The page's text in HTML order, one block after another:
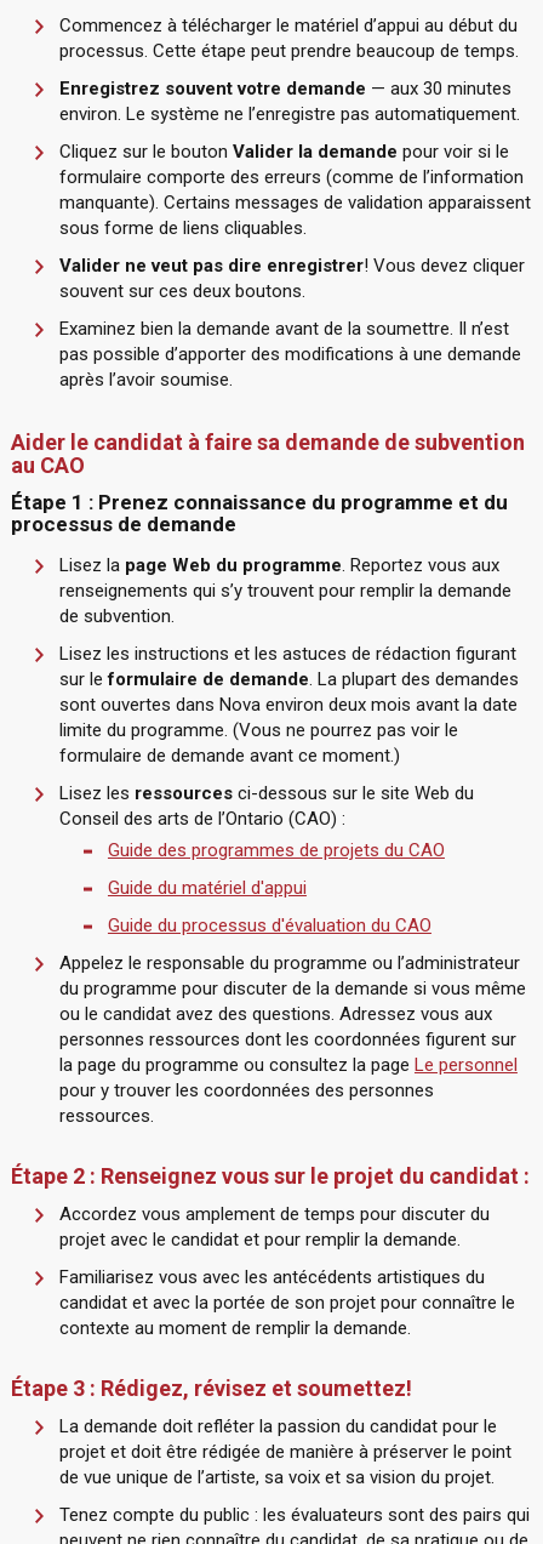
Commencez à télécharger le matériel d’appui au début du
processus. Cette étape peut prendre beaucoup de temps.
Enregistrez souvent votre demande — aux 30 minutes
environ. Le système ne l’enregistre pas automatiquement.
Cliquez sur le bouton Valider la demande pour voir si le
formulaire comporte des erreurs (comme de l’information
manquante). Certains messages de validation apparaissent
sous forme de liens cliquables.
Valider ne veut pas dire enregistrer! Vous devez cliquer
souvent sur ces deux boutons.
Examinez bien la demande avant de la soumettre. Il n’est
pas possible d’apporter des modifications à une demande
après l’avoir soumise.
Aider le candidat à faire sa demande de subvention
au CAO
Étape 1 : Prenez connaissance du programme et du
processus de demande
Lisez la page Web du programme. Reportez vous aux
renseignements qui s’y trouvent pour remplir la demande
de subvention.
Lisez les instructions et les astuces de rédaction figurant
sur leformulaire de demande. La plupart des demandes
sont ouvertes dans Nova environ deux mois avant la date
limite du programme. (Vous ne pourrez pas voir le
formulaire de demande avant ce moment.)
Lisez les ressourcesci-dessous sur le site Web du
Conseil des arts de l’Ontario (CAO) :
Guide des programmes de projets du CAO
Guide du matériel d'appui
Guide du processus d'évaluation du CAO
Appelez le responsable du programme ou l’administrateur
du programme pour discuter de la demande si vous même
ou le candidat avez des questions. Adressez vous aux
personnes ressources dont les coordonnées figurent sur
la page du programme ou consultez la page Le personnel
pour y trouver les coordonnées des personnes
ressources.
Étape 2 : Renseignez vous sur le projet du candidat :
Accordez vous amplement de temps pour discuter du
projet avec le candidat et pour remplir la demande.
Familiarisez vous avec les antécédents artistiques du
candidat et avec la portée de son projet pour connaître le
contexte au moment de remplir la demande.
Étape 3 : Rédigez, révisez et soumettez!
La demande doit refléter la passion du candidat pour le
projet et doit être rédigée de manière à préserver le point
de vue unique de l’artiste, sa voix et sa vision du projet.
Tenez compte du public : les évaluateurs sont des pairs qui